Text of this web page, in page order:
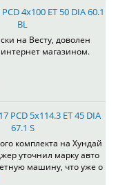
4x100 ET 50 DIA 60.1
BL
на Весту, доволен
магазином.
PCD 5x114.3 ET 45 DIA
67.1 S
комплекта на Хундай
уточнил марку авто
машину, что уже о